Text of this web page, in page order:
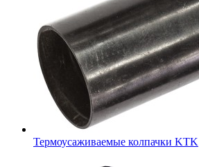
Термоусаживаемые колпачки KTK